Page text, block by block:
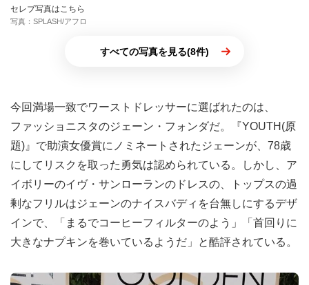
セレブ写真はこちら
写真：SPLASH/アフロ
すべての写真を見る(8件)
今回満場一致でワーストドレッサーに選ばれたのは、
ファッショニスタのジェーン・フォンダだ。『YOUTH(原
題)』で助演女優賞にノミネートされたジェーンが、78歳
にしてリスクを取った勇気は認められている。しかし、ア
イボリーのイヴ・サンローランのドレスの、トップスの過
剰なフリルはジェーンのナイスバディを台無しにするデザ
インで、「まるでコーヒーフィルターのよう」「首回りに
大きなナプキンを巻いているようだ」と酷評されている。